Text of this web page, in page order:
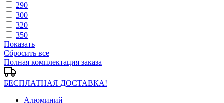
290
300
320
350
Показать
Сбросить все
Полная комплектация заказа
БЕСПЛАТНАЯ ДОСТАВКА!
Алюминий